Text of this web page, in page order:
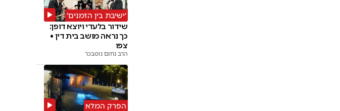
'ישיבת בין הזמנים'
שידור בלעדי ויוצא דופן:
כך נראה מושב בית דין •
צפו
הרב נחום נוסבכר
הפרק המלא